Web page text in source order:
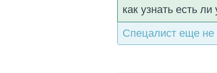
как узнать есть
Спецалист еще не